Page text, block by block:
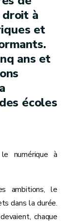
à
et
ans et
écoles
numérique à
ambitions, le
dans la durée.
chaque